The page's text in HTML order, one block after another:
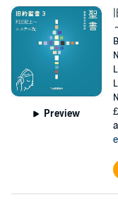
この神は過ちを犯した
ことです。
本タイトルには付属資
PCサイトのライブラ
ください。
©2018 『聖書 聖書協
Preview